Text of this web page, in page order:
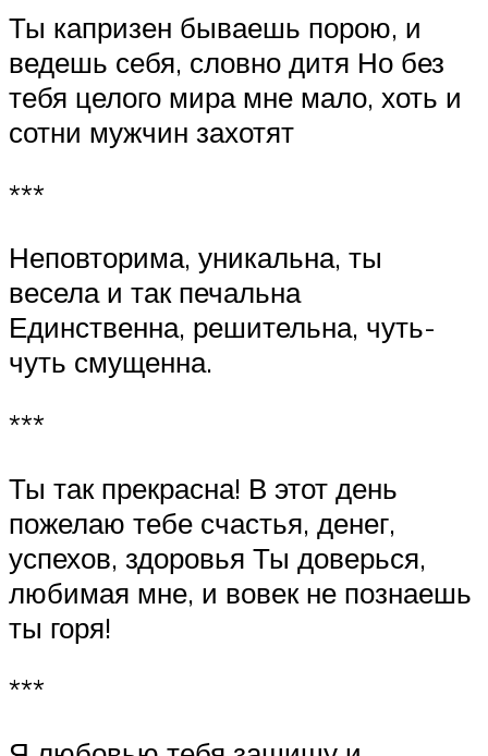
Ты капризен бываешь порою, и
ведешь себя, словно дитя Но без
тебя целого мира мне мало, хоть и
сотни мужчин захотят
***
Неповторима, уникальна, ты
весела и так печальна
Единственна, решительна, чуть-
чуть смущенна.
***
Ты так прекрасна! В этот день
пожелаю тебе счастья, денег,
успехов, здоровья Ты доверься,
любимая мне, и вовек не познаешь
ты горя!
***